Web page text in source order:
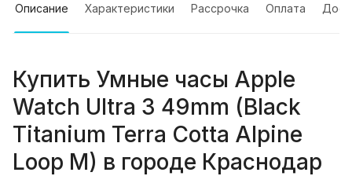
Описание Характеристики Рассрочка Оплата
Купить Умные часы Apple
Watch Ultra 3 49mm (Black
Titanium Terra Cotta Alpine
Loop M) в городе Краснодар